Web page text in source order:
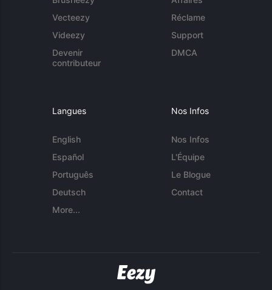
Vecteezy
Videezy
Devenir
contributeur
Réclame
Support
DMCA
Langues
English
Español
Português
Deutsch
More...
Nos Infos
Nos Infos
L'Équipe
Le Blogue
Contact